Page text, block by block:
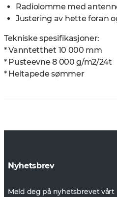
Radiolomme med
Justering av hette foran
Tekniske spesifikasjoner:
* Vanntetthet 10 000 mm
* Pusteevne 8 000 g/m2/24t
* Heltapede sømmer
Nyhetsbrev
Meld deg på nyhetsbrevet vårt